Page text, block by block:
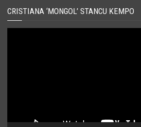
CRISTIANA ‘MONGOL’ STANCU KEMPO